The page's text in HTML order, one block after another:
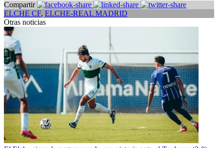
Compartir
ELCHE CF, ELCHE-REAL MADRID
Otras noticias